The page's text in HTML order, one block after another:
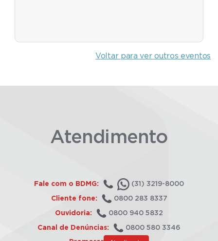
Voltar para ver outros eventos
Atendimento
Fale com o BDMG: (31) 3219-8000
Cliente fone: 0800 283 8337
Ouvidoria: 0800 940 5832
Canal de Denúncias: 0800 580 3346